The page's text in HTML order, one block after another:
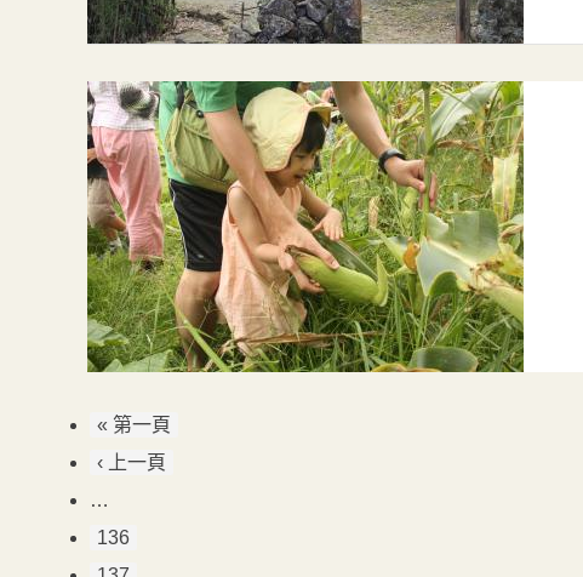
« 第一頁
‹ 上一頁
…
136